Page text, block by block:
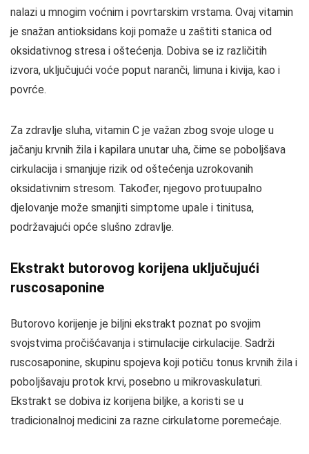
nalazi u mnogim voćnim i povrtarskim vrstama. Ovaj vitamin
je snažan antioksidans koji pomaže u zaštiti stanica od
oksidativnog stresa i oštećenja. Dobiva se iz različitih
izvora, uključujući voće poput naranči, limuna i kivija, kao i
povrće.
Za zdravlje sluha, vitamin C je važan zbog svoje uloge u
jačanju krvnih žila i kapilara unutar uha, čime se poboljšava
cirkulacija i smanjuje rizik od oštećenja uzrokovanih
oksidativnim stresom. Također, njegovo protuupalno
djelovanje može smanjiti simptome upale i tinitusa,
podržavajući opće slušno zdravlje.
Ekstrakt butorovog korijena uključujući
ruscosaponine
Butorovo korijenje je biljni ekstrakt poznat po svojim
svojstvima pročišćavanja i stimulacije cirkulacije. Sadrži
ruscosaponine, skupinu spojeva koji potiču tonus krvnih žila i
poboljšavaju protok krvi, posebno u mikrovaskulaturi.
Ekstrakt se dobiva iz korijena biljke, a koristi se u
tradicionalnoj medicini za razne cirkulatorne poremećaje.